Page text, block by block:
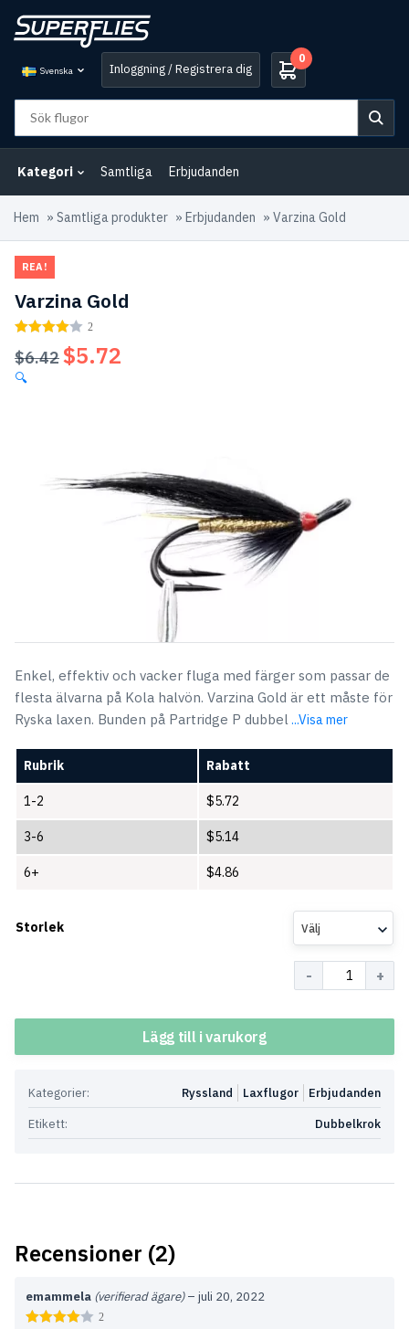
Svenska Inloggning / Registrera dig
0
Kategori Samtliga Erbjudanden
Hem » Samtliga produkter » Erbjudanden » Varzina Gold
REA!
Varzina Gold
2
$6.42 Det
$5.72
🔍
Enkel, effektiv och vacker fluga med färger som passar de
flesta älvarna på Kola halvön. Varzina Gold är ett måste för
Ryska laxen. Bunden på Partridge P dubbel ...Visa mer
Rubrik Rabatt
1-2 $5.72
3-6 $5.14
6+ $4.86
Storlek Välj
Lägg till i varukorg
Kategorier: Erbjudanden
Laxflugor
Ryssland
Etikett:
Dubbelkrok
Recensioner (2)
2
emammela (verifierad ägare) – juli 20, 2022